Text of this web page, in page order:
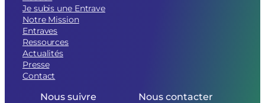
Je subis une Entrave
Notre Mission
Entraves
Ressources
Actualités
Presse
Contact
Nous suivre Nous contacter